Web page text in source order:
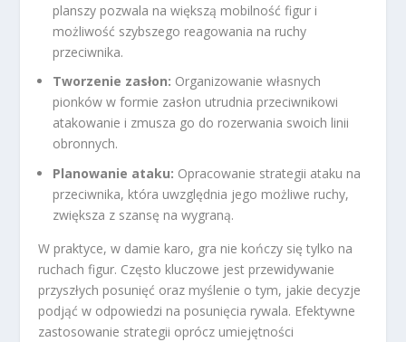
planszy pozwala na większą mobilność figur i
możliwość szybszego reagowania na ruchy
przeciwnika.
Tworzenie zasłon: Organizowanie własnych
pionków w formie zasłon utrudnia przeciwnikowi
atakowanie i zmusza go do rozerwania swoich linii
obronnych.
Planowanie ataku: Opracowanie strategii ataku na
przeciwnika, która uwzględnia jego możliwe ruchy,
zwiększa z szansę na wygraną.
W praktyce, w damie karo, gra nie kończy się tylko na
ruchach figur. Często kluczowe jest przewidywanie
przyszłych posunięć oraz myślenie o tym, jakie decyzje
podjąć w odpowiedzi na posunięcia rywala. Efektywne
zastosowanie strategii oprócz umiejętności